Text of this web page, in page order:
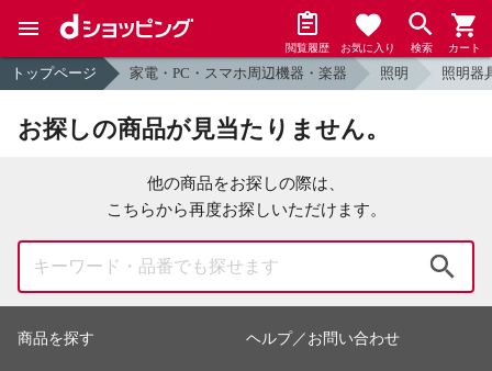
閲覧履歴 お気に入り 検索 カート
トップページ 家電・PC・スマホ周辺機器・楽器 照明 照明器
お探しの商品が見当たりません。
他の商品をお探しの際は、
こちらから再度お探しいただけます。
商品を探す ヘルプ／お問い合わせ